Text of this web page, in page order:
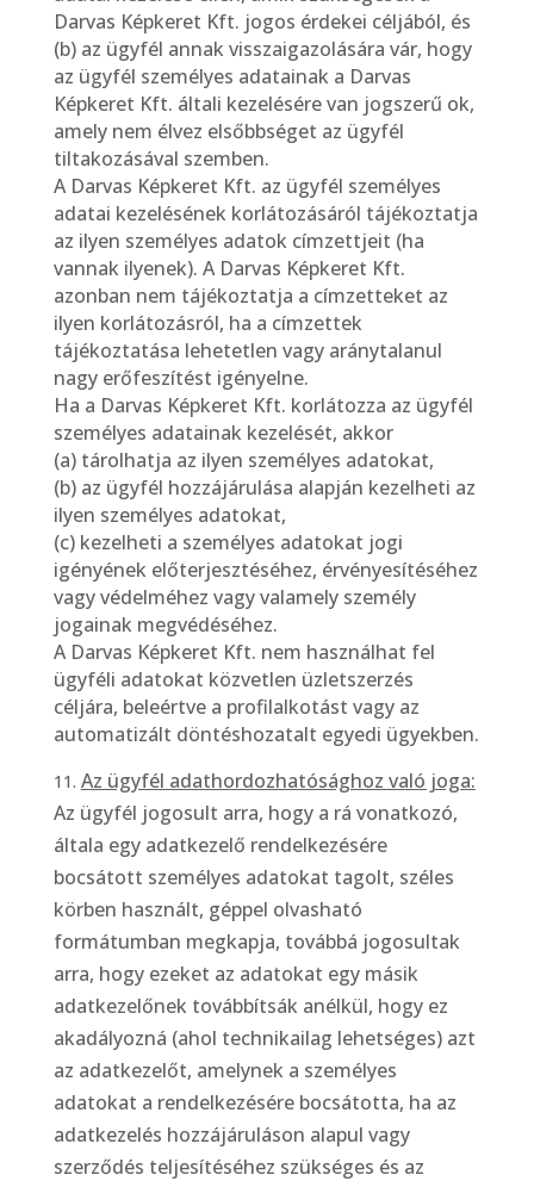
Darvas Képkeret Kft. jogos érdekei céljából, és
(b) az ügyfél annak visszaigazolására vár, hogy
az ügyfél személyes adatainak a Darvas
Képkeret Kft. általi kezelésére van jogszerű ok,
amely nem élvez elsőbbséget az ügyfél
tiltakozásával szemben.
A Darvas Képkeret Kft. az ügyfél személyes
adatai kezelésének korlátozásáról tájékoztatja
az ilyen személyes adatok címzettjeit (ha
vannak ilyenek). A Darvas Képkeret Kft.
azonban nem tájékoztatja a címzetteket az
ilyen korlátozásról, ha a címzettek
tájékoztatása lehetetlen vagy aránytalanul
nagy erőfeszítést igényelne.
Ha a Darvas Képkeret Kft. korlátozza az ügyfél
személyes adatainak kezelését, akkor
(a) tárolhatja az ilyen személyes adatokat,
(b) az ügyfél hozzájárulása alapján kezelheti az
ilyen személyes adatokat,
(c) kezelheti a személyes adatokat jogi
igényének előterjesztéséhez, érvényesítéséhez
vagy védelméhez vagy valamely személy
jogainak megvédéséhez.
A Darvas Képkeret Kft. nem használhat fel
ügyféli adatokat közvetlen üzletszerzés
céljára, beleértve a profilalkotást vagy az
automatizált döntéshozatalt egyedi ügyekben.
Az ügyfél adathordozhatósághoz való joga:
Az ügyfél jogosult arra, hogy a rá vonatkozó,
általa egy adatkezelő rendelkezésére
bocsátott személyes adatokat tagolt, széles
körben használt, géppel olvasható
formátumban megkapja, továbbá jogosultak
arra, hogy ezeket az adatokat egy másik
adatkezelőnek továbbítsák anélkül, hogy ez
akadályozná (ahol technikailag lehetséges) azt
az adatkezelőt, amelynek a személyes
adatokat a rendelkezésére bocsátotta, ha az
adatkezelés hozzájáruláson alapul vagy
szerződés teljesítéséhez szükséges és az